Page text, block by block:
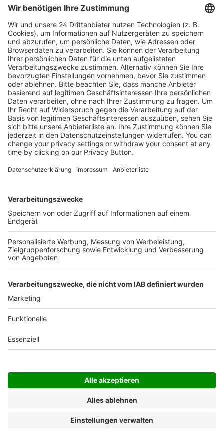
Leseprobe
Kostenlose Rücksendung bis zu 14 Tage nach
Bestelleingang (innerhalb Deutschlands).
Versandkosten.
Der Bestellprozess ist mit Hilfe eines SSL-
SERVICE HOTLINE
SHOP SERVICE
Versandkostenund ggf. Nachnahmegebühren, wenn